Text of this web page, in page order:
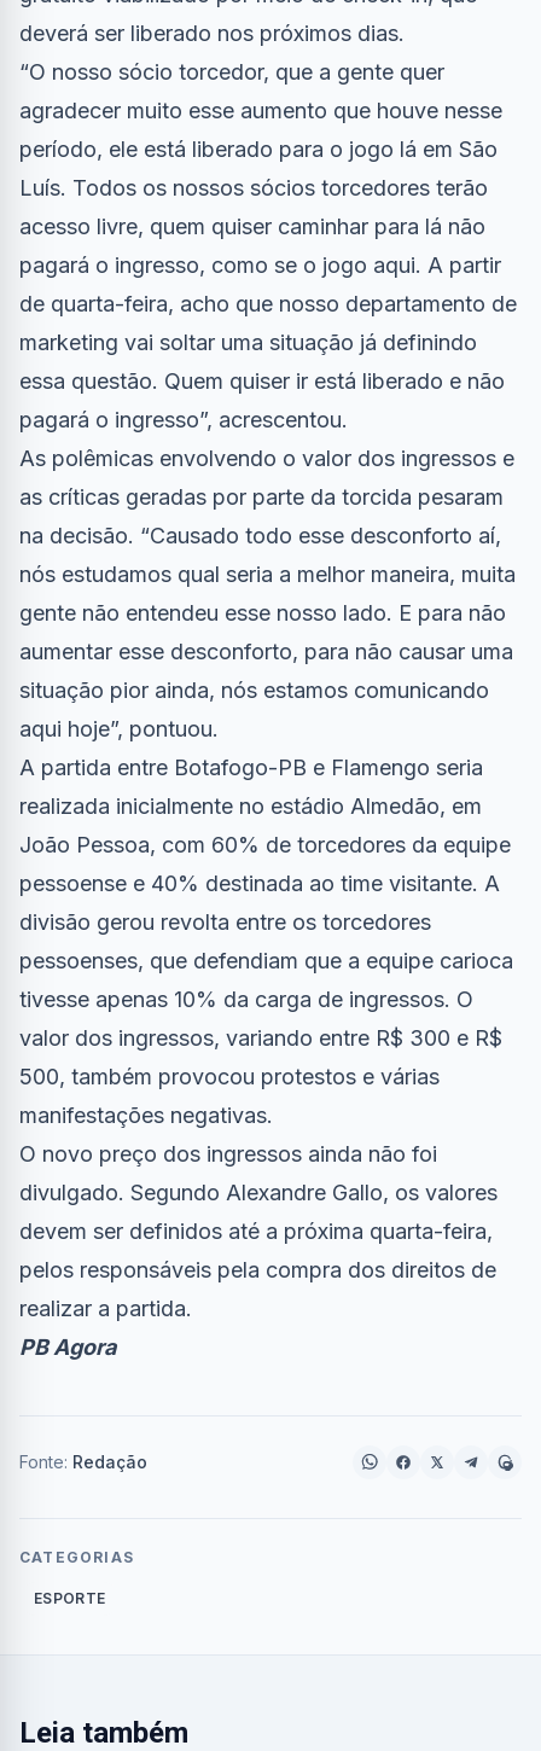
deverá ser liberado nos próximos dias.
“O nosso sócio torcedor, que a gente quer
agradecer muito esse aumento que houve nesse
período, ele está liberado para o jogo lá em São
Luís. Todos os nossos sócios torcedores terão
acesso livre, quem quiser caminhar para lá não
pagará o ingresso, como se o jogo aqui. A partir
de quarta-feira, acho que nosso departamento de
marketing vai soltar uma situação já definindo
essa questão. Quem quiser ir está liberado e não
pagará o ingresso”, acrescentou.
As polêmicas envolvendo o valor dos ingressos e
as críticas geradas por parte da torcida pesaram
na decisão. “Causado todo esse desconforto aí,
nós estudamos qual seria a melhor maneira, muita
gente não entendeu esse nosso lado. E para não
aumentar esse desconforto, para não causar uma
situação pior ainda, nós estamos comunicando
aqui hoje”, pontuou.
A partida entre Botafogo-PB e Flamengo seria
realizada inicialmente no estádio Almedão, em
João Pessoa, com 60% de torcedores da equipe
pessoense e 40% destinada ao time visitante. A
divisão gerou revolta entre os torcedores
pessoenses, que defendiam que a equipe carioca
tivesse apenas 10% da carga de ingressos. O
valor dos ingressos, variando entre R$ 300 e R$
500, também provocou protestos e várias
manifestações negativas.
O novo preço dos ingressos ainda não foi
divulgado. Segundo Alexandre Gallo, os valores
devem ser definidos até a próxima quarta-feira,
pelos responsáveis pela compra dos direitos de
realizar a partida.
PB Agora
Fonte: Redação
CATEGORIAS
ESPORTE
Leia também